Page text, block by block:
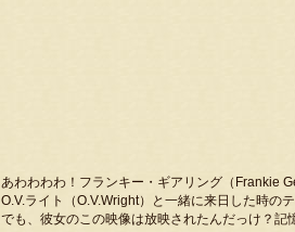
あわわわわ！フランキー・ギアリング（Frankie
O.V.ライト（O.V.Wright）と一緒に来日した時の
でも、彼女のこの映像は放映されたんだっけ？記